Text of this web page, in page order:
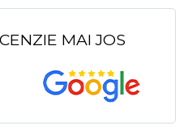
MAI JOS